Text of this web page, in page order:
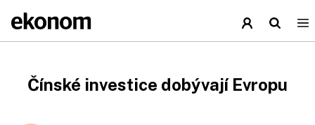
Čínské investice dobývají Evropu